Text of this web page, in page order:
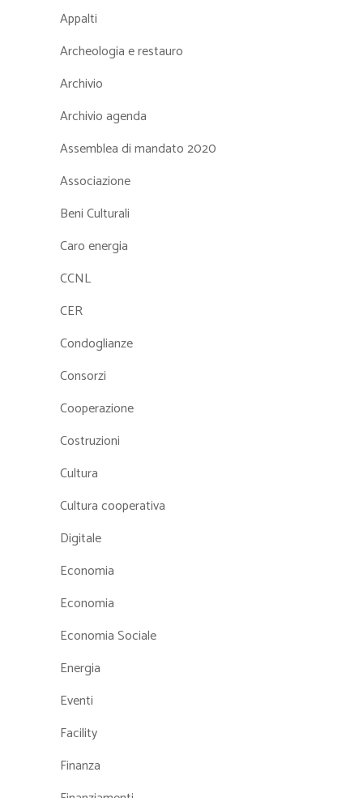
Appalti
Archeologia e restauro
Archivio
Archivio agenda
Assemblea di mandato 2020
Associazione
Beni Culturali
Caro energia
CCNL
CER
Condoglianze
Consorzi
Cooperazione
Costruzioni
Cultura
Cultura cooperativa
Digitale
Economia
Economia
Economia Sociale
Energia
Eventi
Facility
Finanza